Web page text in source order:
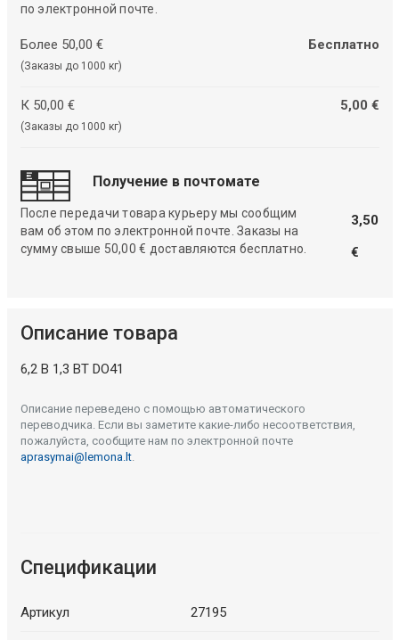
по электронной почте.
Более 50,00 €
(Заказы до 1000 кг)
Бесплатно
К 50,00 €
(Заказы до 1000 кг)
5,00 €
Получение в почтомате
После передачи товара курьеру мы сообщим
вам об этом по электронной почте. Заказы на
сумму свыше 50,00 € доставляются бесплатно.
3,50
€
Описание товара
6,2 В 1,3 ВТ DO41
Описание переведено с помощью автоматического
переводчика. Если вы заметите какие-либо несоответствия,
пожалуйста, сообщите нам по электронной почте
aprasymai@lemona.lt.
Спецификации
Артикул 27195